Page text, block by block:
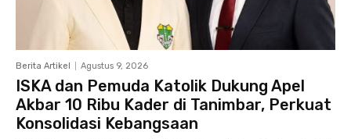
Berita Artikel Agustus 9, 2026
ISKA dan Pemuda Katolik Dukung Apel
Akbar 10 Ribu Kader di Tanimbar, Perkuat
Konsolidasi Kebangsaan